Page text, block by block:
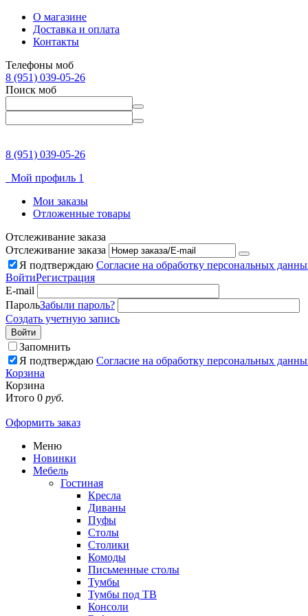
О магазине
Доставка и оплата
Контакты
Телефоны моб
8 (951) 039-05-26
Поиск моб
8 (951) 039-05-26
Мой профиль 1
Мои заказы
Отложенные товары
Отслеживание заказа
Отслеживание заказа
Я подтверждаю Согласие на обработку персональных
ВойтиРегистрация
E-mail
ПарольЗабыли пароль?
Создать учетную запись
Войти
Запомнить
Я подтверждаю Согласие на обработку персональных
Корзина
Корзина
Итого 0 руб.
Оформить заказ
Меню
Новинки
Мебель
Гостиная
Кресла
Диваны
Пуфы
Столы
Столики
Комоды
Письменные столы
Тумбы
Тумбы под ТВ
Консоли